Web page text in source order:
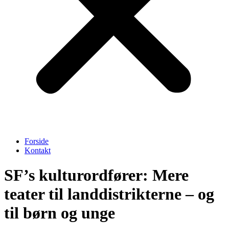
Forside
Kontakt
SF’s kulturordfører: Mere
teater til landdistrikterne – og
til børn og unge